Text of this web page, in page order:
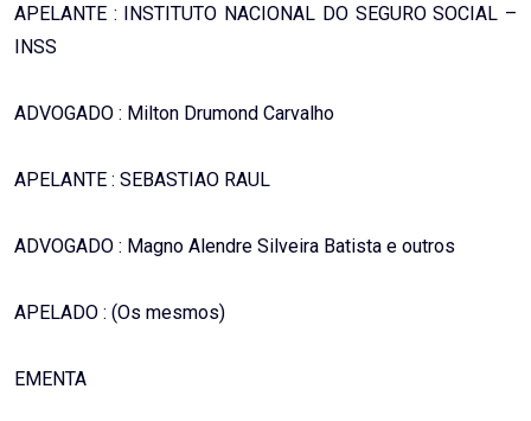
APELANTE : INSTITUTO NACIONAL DO SEGURO SOCIAL –
INSS
ADVOGADO : Milton Drumond Carvalho
APELANTE : SEBASTIAO RAUL
ADVOGADO : Magno Alendre Silveira Batista e outros
APELADO : (Os mesmos)
EMENTA